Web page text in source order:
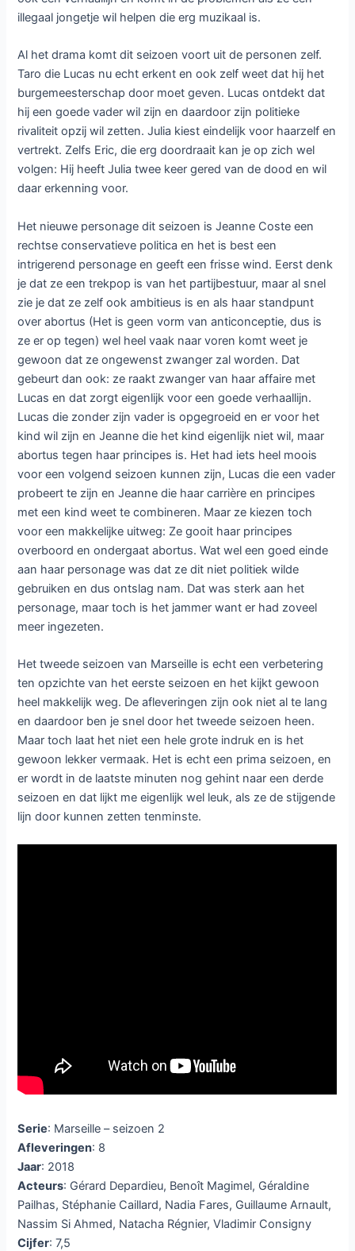
illegaal jongetje wil helpen die erg muzikaal is.
Al het drama komt dit seizoen voort uit de personen zelf.
Taro die Lucas nu echt erkent en ook zelf weet dat hij het
burgemeesterschap door moet geven. Lucas ontdekt dat
hij een goede vader wil zijn en daardoor zijn politieke
rivaliteit opzij wil zetten. Julia kiest eindelijk voor haarzelf en
vertrekt. Zelfs Eric, die erg doordraait kan je op zich wel
volgen: Hij heeft Julia twee keer gered van de dood en wil
daar erkenning voor.
Het nieuwe personage dit seizoen is Jeanne Coste een
rechtse conservatieve politica en het is best een
intrigerend personage en geeft een frisse wind. Eerst denk
je dat ze een trekpop is van het partijbestuur, maar al snel
zie je dat ze zelf ook ambitieus is en als haar standpunt
over abortus (Het is geen vorm van anticonceptie, dus is
ze er op tegen) wel heel vaak naar voren komt weet je
gewoon dat ze ongewenst zwanger zal worden. Dat
gebeurt dan ook: ze raakt zwanger van haar affaire met
Lucas en dat zorgt eigenlijk voor een goede verhaallijn.
Lucas die zonder zijn vader is opgegroeid en er voor het
kind wil zijn en Jeanne die het kind eigenlijk niet wil, maar
abortus tegen haar principes is. Het had iets heel moois
voor een volgend seizoen kunnen zijn, Lucas die een vader
probeert te zijn en Jeanne die haar carrière en principes
met een kind weet te combineren. Maar ze kiezen toch
voor een makkelijke uitweg: Ze gooit haar principes
overboord en ondergaat abortus. Wat wel een goed einde
aan haar personage was dat ze dit niet politiek wilde
gebruiken en dus ontslag nam. Dat was sterk aan het
personage, maar toch is het jammer want er had zoveel
meer ingezeten.
Het tweede seizoen van Marseille is echt een verbetering
ten opzichte van het eerste seizoen en het kijkt gewoon
heel makkelijk weg. De afleveringen zijn ook niet al te lang
en daardoor ben je snel door het tweede seizoen heen.
Maar toch laat het niet een hele grote indruk en is het
gewoon lekker vermaak. Het is echt een prima seizoen, en
er wordt in de laatste minuten nog gehint naar een derde
seizoen en dat lijkt me eigenlijk wel leuk, als ze de stijgende
lijn door kunnen zetten tenminste.
Serie: Marseille – seizoen 2
Afleveringen: 8
Jaar: 2018
Acteurs: Gérard Depardieu, Benoît Magimel, Géraldine
Pailhas, Stéphanie Caillard, Nadia Fares, Guillaume Arnault,
Nassim Si Ahmed, Natacha Régnier, Vladimir Consigny
Cijfer: 7,5